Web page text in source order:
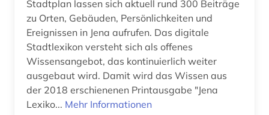
amtliche veröffentlichung (1)
amtsblatt (3)
amtsdrucksache (2)
amtsgericht (1)
Japan (10)
Jugoslawien (7)
Kanada (25)
Korea (6)
Stadtplan lassen sich aktuell rund 300 Beiträge
zu Orten, Gebäuden, Persönlichkeiten und
Ereignissen in Jena aufrufen. Das digitale
Stadtlexikon versteht sich als offenes
Wissensangebot, das kontinuierlich weiter
ausgebaut wird. Damit wird das Wissen aus
der 2018 erschienenen Printausgabe "Jena
Lexiko... Mehr Informationen